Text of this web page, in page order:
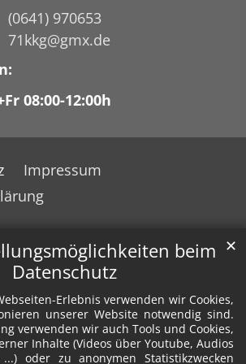
beim
Datenschutz
Erlebnis verwenden wir Cookies,
unserer Website notwendig sind.
verwenden wir auch Tools und Cookies,
Inhalte (Videos über Youtube, Audios
oder zu anonymen Statistikzwecken
✕
(0641) 970653
71kkg@gmx.de
08:00-12:00h
Impressum